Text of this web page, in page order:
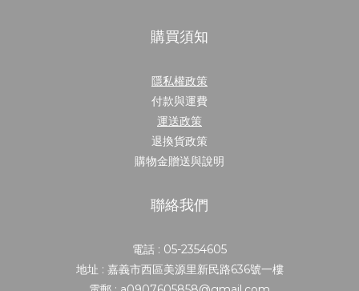
購買須知
隱私權政策
付款與運費
運送政策
退換貨政策
購物金贈送與說明
聯絡我們
電話 : 05-2354605
地址 : 嘉義市西區美源里新民路636號一樓